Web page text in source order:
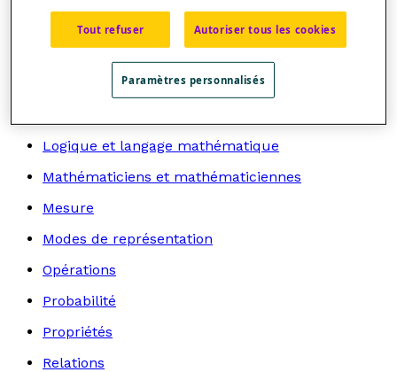
Algèbre
Arithmétique
Logique et langage mathématique
Mathématiciens et mathématiciennes
Mesure
Modes de représentation
Opérations
Probabilité
Propriétés
Relations
Tout refuser Autoriser tous les cookies
Paramètres personnalisés